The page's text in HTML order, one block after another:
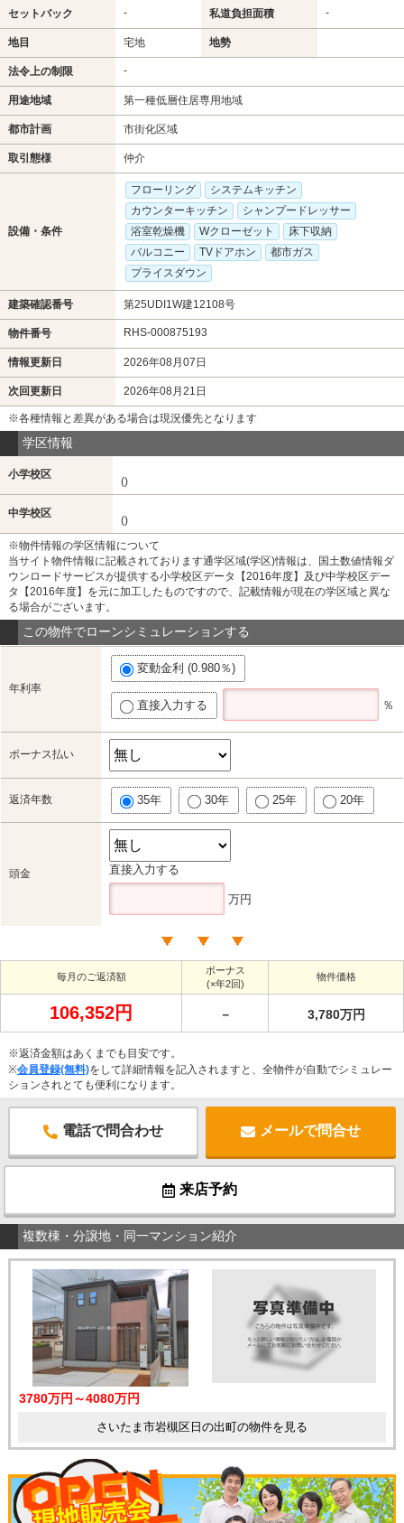
セットバック - 私道負担面積 -
地目 宅地 地勢
法令上の制限 -
用途地域 第一種低層住居専用地域
都市計画 市街化区域
取引態様 仲介
設備・条件
フローリング
システムキッチン
カウンターキッチン
シャンプードレッサー
浴室乾燥機
Wクローゼット
床下収納
バルコニー
TVドアホン
都市ガス
プライスダウン
建築確認番号 第25UDI1W建12108号
物件番号 RHS-000875193
情報更新日 2026年08月07日
次回更新日 2026年08月21日
※各種情報と差異がある場合は現況優先となります
学区情報
小学校区
()
中学校区
()
※物件情報の学区情報について
当サイト物件情報に記載されております通学区域(学区)情報は、国土数値情報ダ
ウンロードサービスが提供する小学校区データ【2016年度】及び中学校区デー
タ【2016年度】を元に加工したものですので、記載情報が現在の学区域と異な
る場合がございます。
この物件でローンシミュレーションする
年利率
変動金利 (0.980％)
直接入力する ％
ボーナス払い
返済年数 35年 30年 25年 20年
頭金 直接入力する
万円
毎月のご返済額
ボーナス
(×年2回)
物件価格
106,352円 － 3,780万円
※返済金額はあくまでも目安です。
※会員登録(無料)をして詳細情報を記入されますと、全物件が自動でシミュレー
ションされとても便利になります。
電話で問合わせ メールで問合せ
来店予約
複数棟・分譲地・同一マンション紹介
3780万円～4080万円
さいたま市岩槻区日の出町の物件を見る